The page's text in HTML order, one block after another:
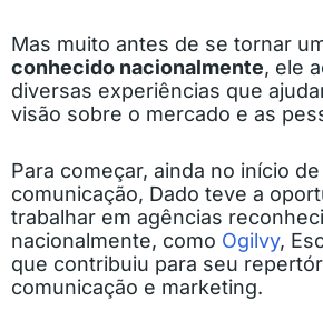
Mas muito antes de se tornar
conhecido nacionalmente, ele
diversas experiências que
visão sobre o mercado e as
Para começar, ainda no início
comunicação, Dado teve a
trabalhar em agências
nacionalmente, como Ogilvy,
que contribuiu para seu
comunicação e marketing.